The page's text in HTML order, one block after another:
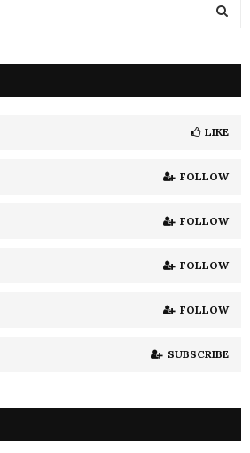
H
LIKE
FOLLOW
FOLLOW
FOLLOW
FOLLOW
SUBSCRIBE